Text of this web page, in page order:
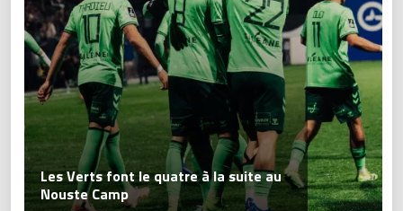
Les Verts font le quatre à la suite au
Nouste Camp